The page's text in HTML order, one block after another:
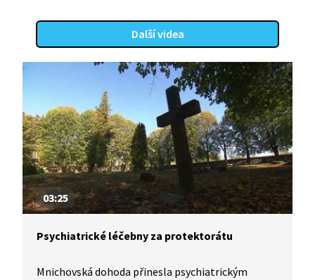
Další videa
03:25
Psychiatrické léčebny za protektorátu
Mnichovská dohoda přinesla psychiatrickým